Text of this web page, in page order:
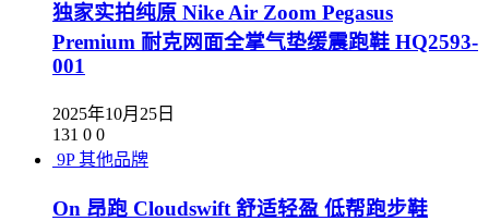
独家实拍纯原 Nike Air Zoom Pegasus
Premium 耐克网面全掌气垫缓震跑鞋 HQ2593-
001
2025年10月25日
131 0 0
9P 其他品牌
On 昂跑 Cloudswift 舒适轻盈 低帮跑步鞋